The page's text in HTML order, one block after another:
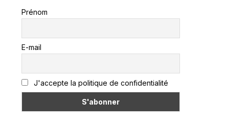
Prénom
E-mail
J'accepte la politique de confidentialité